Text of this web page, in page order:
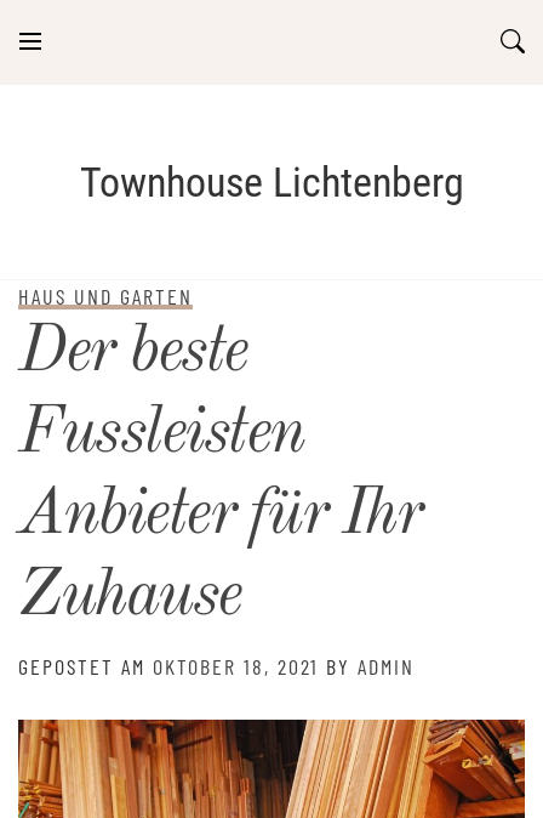
Townhouse Lichtenberg
HAUS UND GARTEN
Der beste
Fussleisten
Anbieter für Ihr
Zuhause
GEPOSTET AM OKTOBER 18, 2021 BY ADMIN